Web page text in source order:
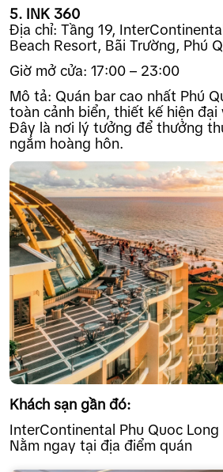
5. INK 360
Địa chỉ: Tầng 19,
Beach Resort, Bãi Trường, Phú
Giờ mở cửa: 17:00 – 23:00
Mô tả: Quán bar cao nhất Phú
toàn cảnh biển, thiết kế hiện đại
Đây là nơi lý tưởng để thưởng
ngắm hoàng hôn.
Khách sạn gần đó:
InterContinental Phu Quoc
Nằm ngay tại địa điểm quán